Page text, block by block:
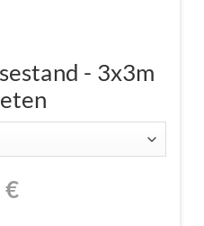
- 3x3m
€